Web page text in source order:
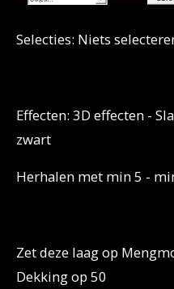
Selecties: Niets
Effecten: 3D effecten -
zwart
Herhalen met min 5 -
Zet deze laag op
Dekking op 50